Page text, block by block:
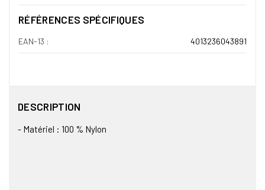
RÉFÉRENCES SPÉCIFIQUES
EAN-13 : 4013236043891
DESCRIPTION
- Matériel : 100 % Nylon